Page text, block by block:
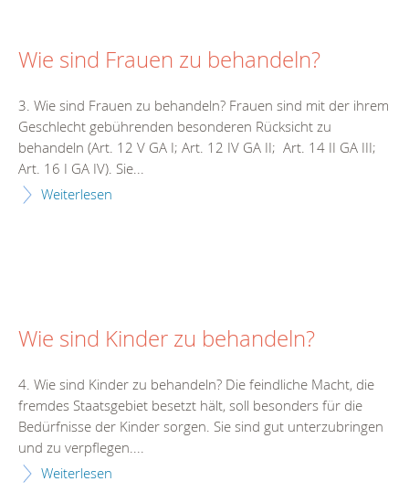
Wie sind Frauen zu behandeln?
3. Wie sind Frauen zu behandeln? Frauen sind mit der ihrem
Geschlecht gebührenden besonderen Rücksicht zu
behandeln (Art. 12 V GA I; Art. 12 IV GA II; Art. 14 II GA III;
Art. 16 I GA IV). Sie...
Weiterlesen
Wie sind Kinder zu behandeln?
4. Wie sind Kinder zu behandeln? Die feindliche Macht, die
fremdes Staatsgebiet besetzt hält, soll besonders für die
Bedürfnisse der Kinder sorgen. Sie sind gut unterzubringen
und zu verpflegen....
Weiterlesen